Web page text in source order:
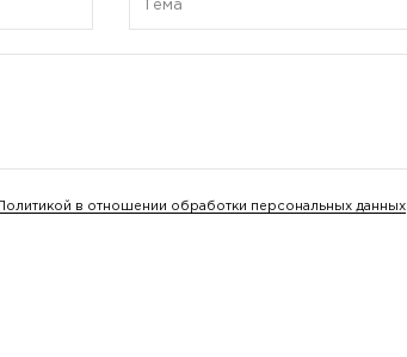
Политикой в отношении обработки персональных данных